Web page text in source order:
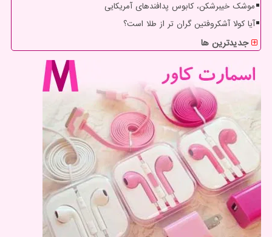
موشک خیبرشکن، کابوس پدافندهای آمریکایی
آیا کولا آشکروفتین گران تر از طلا است؟
جدیدترین ها